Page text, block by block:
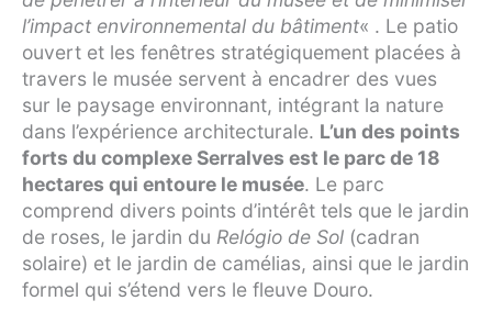
l’impact environnemental du bâtiment« . Le patio
ouvert et les fenêtres stratégiquement placées à
travers le musée servent à encadrer des vues
sur le paysage environnant, intégrant la nature
dans l’expérience architecturale. L’un des points
forts du complexe Serralves est le parc de 18
hectares qui entoure le musée. Le parc
comprend divers points d’intérêt tels que le jardin
de roses, le jardin du Relógio de Sol (cadran
solaire) et le jardin de camélias, ainsi que le jardin
formel qui s’étend vers le fleuve Douro.